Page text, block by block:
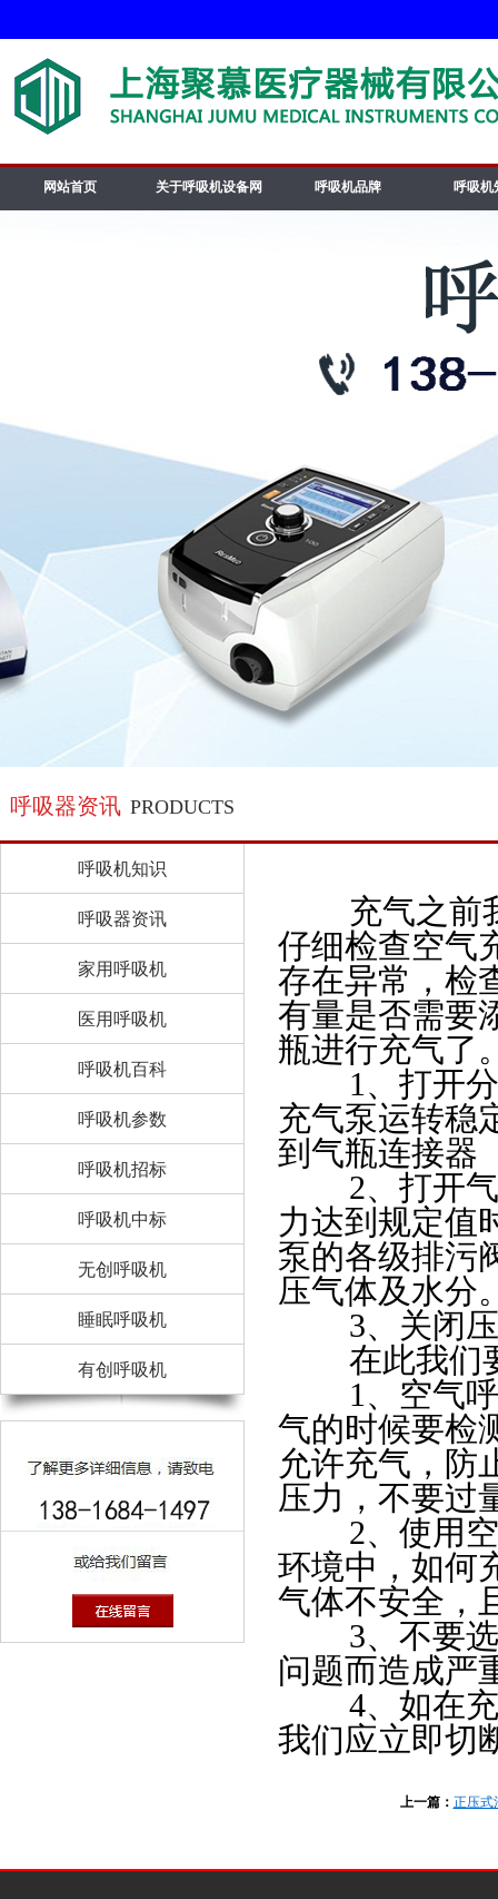
网站首页 关于呼吸机设备网 呼吸机品牌 呼吸机
呼吸器资讯 PRODUCTS
呼吸机知识
呼吸器资讯
家用呼吸机
医用呼吸机
呼吸机百科
呼吸机参数
呼吸机招标
呼吸机中标
无创呼吸机
睡眠呼吸机
有创呼吸机
充气之前
仔细检查空气
存在异常，检
有量是否需要
瓶进行充气了
1、打开分
充气泵运转稳
到气瓶连接器
2、打开气
力达到规定值
泵的各级排污
压气体及水分
3、关闭压
在此我们要
1、空气呼
气的时候要检
允许充气，防
压力，不要过
2、使用空
环境中，如何
气体不安全，
3、不要选
问题而造成严
4、如在充
我们应立即切
上一篇： 正压式